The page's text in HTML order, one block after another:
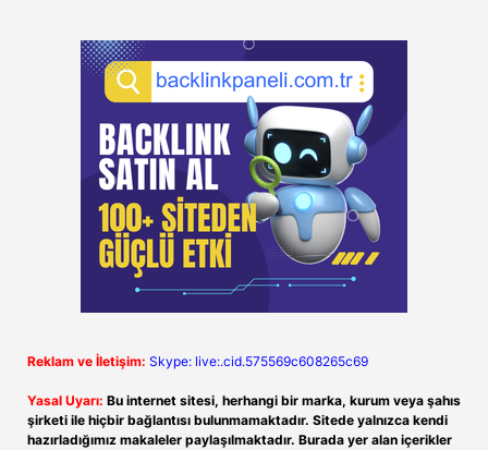
Reklam ve İletişim: Skype: live:.cid.575569c608265c69
Yasal Uyarı: Bu internet sitesi, herhangi bir marka, kurum veya şahıs
şirketi ile hiçbir bağlantısı bulunmamaktadır. Sitede yalnızca kendi
hazırladığımız makaleler paylaşılmaktadır. Burada yer alan içerikler